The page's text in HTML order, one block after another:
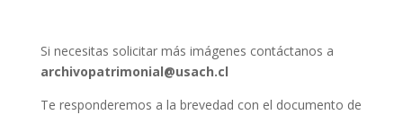
Si necesitas solicitar más imágenes contáctanos a
archivopatrimonial@usach.cl
Te responderemos a la brevedad con el documento de